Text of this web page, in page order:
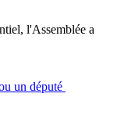
l'Assemblée a
un député